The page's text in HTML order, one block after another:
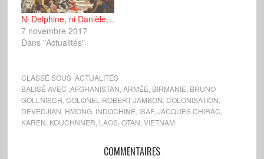
Ni Delphine, ni Danièle…
7 novembre 2017
Dans "Actualités"
CLASSÉ SOUS :ACTUALITÉS
BALISÉ AVEC :AFGHANISTAN ARMÉE BIRMANIE BRUNO
GOLLNISCH COLONEL ROBERT JAMBON COLONISATION
DEVEDJIAN HMONG, INDOCHINE ISAF, JACQUES CHIRAC
KAREN KOUCHNNER LAOS, OTAN VIETNAM
COMMENTAIRES